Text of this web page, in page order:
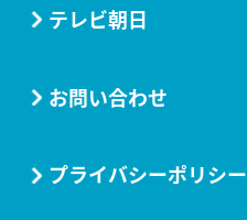
テレビ朝日
お問い合わせ
プライバシーポリシー